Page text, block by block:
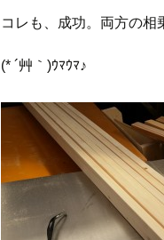
コレも、成功。両方の相
(* ´艸｀)ｳﾏｳﾏ♪